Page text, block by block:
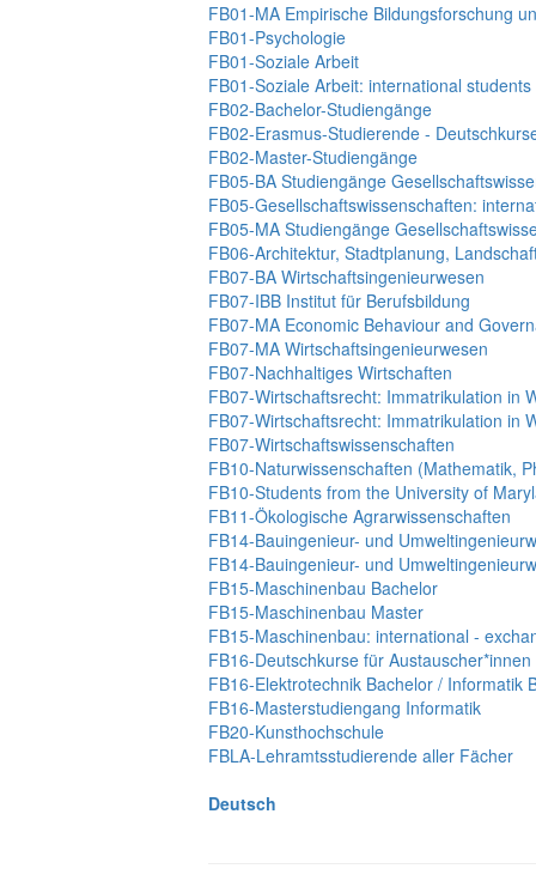
FB01-MA Empirische Bildungsforschung
FB01-Psychologie
FB01-Soziale Arbeit
FB01-Soziale Arbeit: international students
FB02-Bachelor-Studiengänge
FB02-Erasmus-Studierende -
FB02-Master-Studiengänge
FB05-BA Studiengänge
FB05-Gesellschaftswissenschaften:
FB05-MA Studiengänge
FB06-Architektur, Stadtplanung,
FB07-BA Wirtschaftsingenieurwesen
FB07-IBB Institut für Berufsbildung
FB07-MA Economic Behaviour and
FB07-MA Wirtschaftsingenieurwesen
FB07-Nachhaltiges Wirtschaften
FB07-Wirtschaftsrecht: Immatrikulation in
FB07-Wirtschaftsrecht: Immatrikulation in
FB07-Wirtschaftswissenschaften
FB10-Naturwissenschaften (Mathematik,
FB10-Students from the University of
FB11-Ökologische Agrarwissenschaften
FB14-Bauingenieur- und
FB14-Bauingenieur- und
FB15-Maschinenbau Bachelor
FB15-Maschinenbau Master
FB15-Maschinenbau: international -
FB16-Deutschkurse für Austauscher*innen
FB16-Elektrotechnik Bachelor / Informatik
FB16-Masterstudiengang Informatik
FB20-Kunsthochschule
FBLA-Lehramtsstudierende aller Fächer
Deutsch